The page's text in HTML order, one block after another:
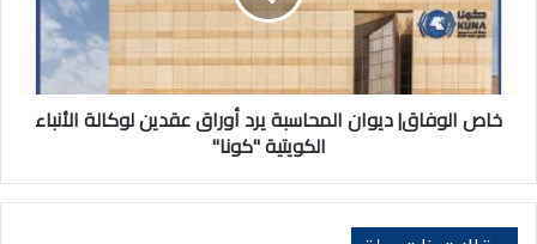
أوراق
عقدين
لوكالة
الأنباء
الكويتية
خاص الوفاق| ديوان المحاسبة يرد أوراق عقدين لوكالة الأنباء
الكويتية "كونا"